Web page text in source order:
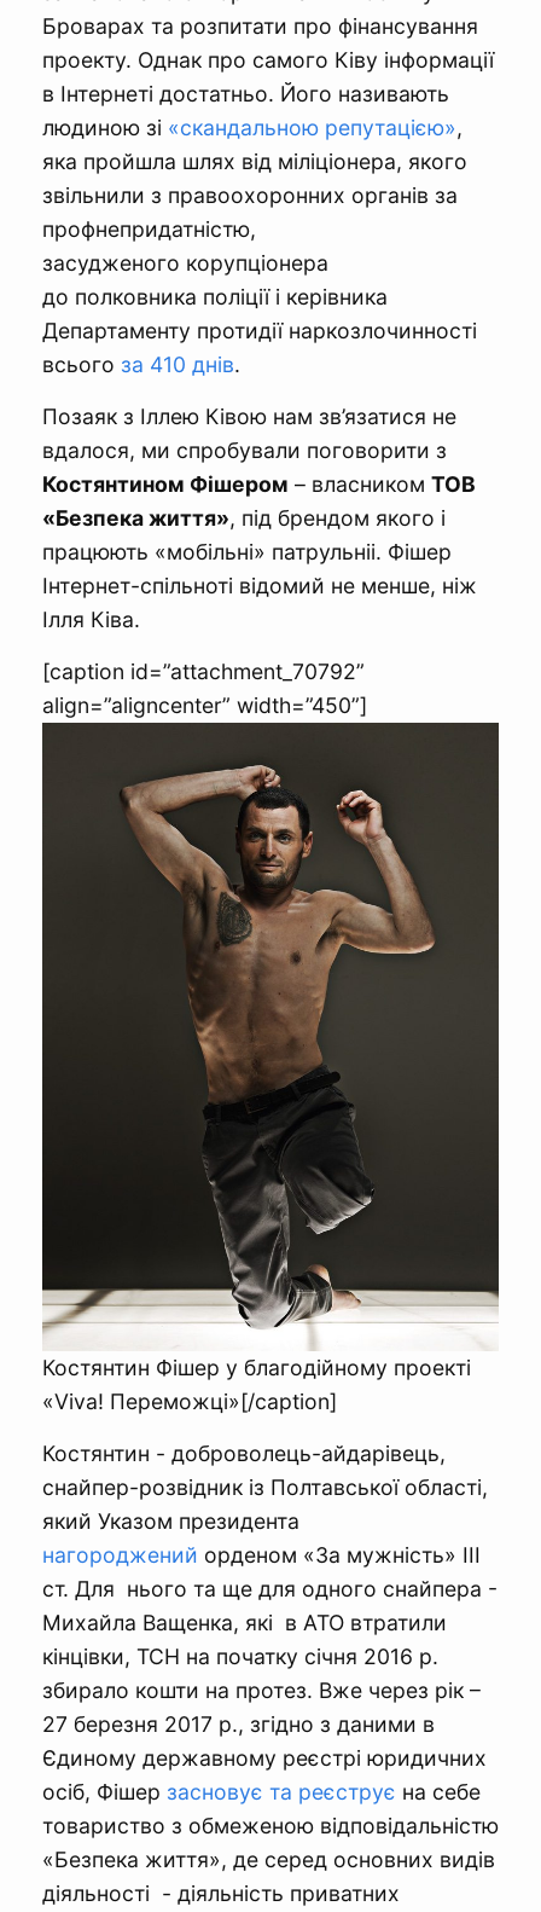
Броварах та розпитати про фінансування
проекту. Однак про самого Ківу інформації
в Інтернеті достатньо. Його називають
людиною зі «скандальною репутацією»,
яка пройшла шлях від міліціонера, якого
звільнили з правоохоронних органів за
профнепридатністю,
засудженого корупціонера
до полковника поліції і керівника
Департаменту протидії наркозлочинності
всього за 410 днів.
Позаяк з Іллею Ківою нам зв’язатися не
вдалося, ми спробували поговорити з
Костянтином Фішером – власником ТОВ
«Безпека життя», під брендом якого і
працюють «мобільні» патрульніі. Фішер
Інтернет-спільноті відомий не менше, ніж
Ілля Ківа.
[caption id=”attachment_70792”
align=”aligncenter” width=”450”]
Костянтин Фішер у благодійному проекті
«Viva! Переможці»[/caption]
Костянтин - доброволець-айдарівець,
снайпер-розвідник із Полтавської області,
який Указом президента
нагороджений орденом «За мужність» ІІІ
ст. Для нього та ще для одного снайпера -
Михайла Ващенка, які в АТО втратили
кінцівки, ТСН на початку січня 2016 р.
збирало кошти на протез. Вже через рік –
27 березня 2017 р., згідно з даними в
Єдиному державному реєстрі юридичних
осіб, Фішер засновує та реєструє на себе
товариство з обмеженою відповідальністю
«Безпека життя», де серед основних видів
діяльності - діяльність приватних